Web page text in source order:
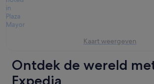
Kaart weergeven
Ontdek de wereld